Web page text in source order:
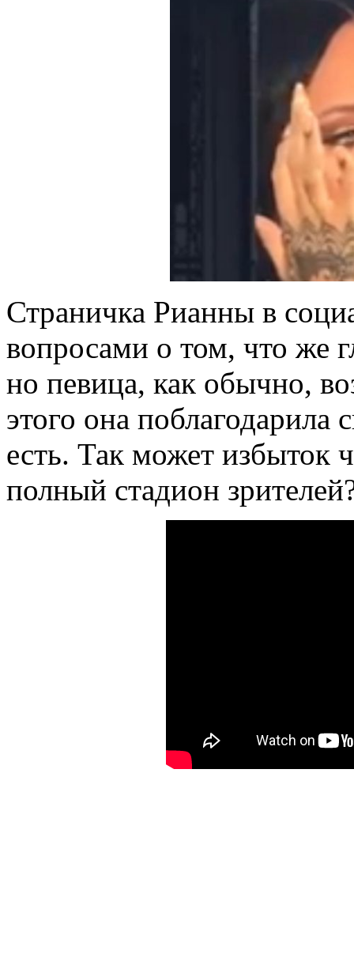
Страничка Рианны в
вопросами о том, что же
но певица, как обычно,
этого она поблагодарила
есть. Так может избыток
полный стадион